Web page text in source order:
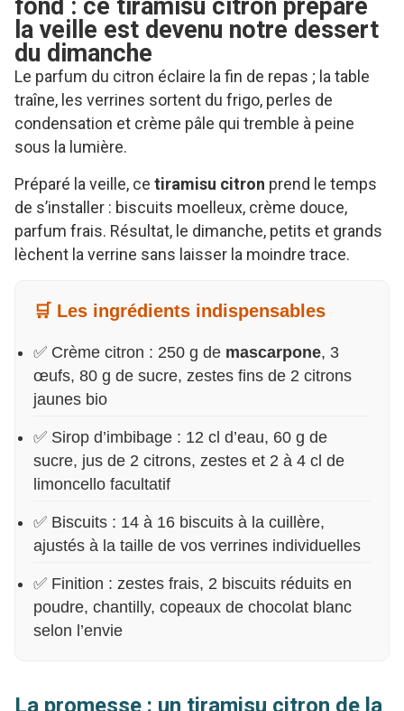
fond : ce tiramisu citron préparé
la veille est devenu notre dessert
du dimanche
Le parfum du citron éclaire la fin de repas ; la table
traîne, les verrines sortent du frigo, perles de
condensation et crème pâle qui tremble à peine
sous la lumière.
Préparé la veille, ce tiramisu citron prend le temps
de s’installer : biscuits moelleux, crème douce,
parfum frais. Résultat, le dimanche, petits et grands
lèchent la verrine sans laisser la moindre trace.
🛒 Les ingrédients indispensables
✅ Crème citron : 250 g de mascarpone, 3
œufs, 80 g de sucre, zestes fins de 2 citrons
jaunes bio
✅ Sirop d’imbibage : 12 cl d’eau, 60 g de
sucre, jus de 2 citrons, zestes et 2 à 4 cl de
limoncello facultatif
✅ Biscuits : 14 à 16 biscuits à la cuillère,
ajustés à la taille de vos verrines individuelles
✅ Finition : zestes frais, 2 biscuits réduits en
poudre, chantilly, copeaux de chocolat blanc
selon l’envie
La promesse : un tiramisu citron de la